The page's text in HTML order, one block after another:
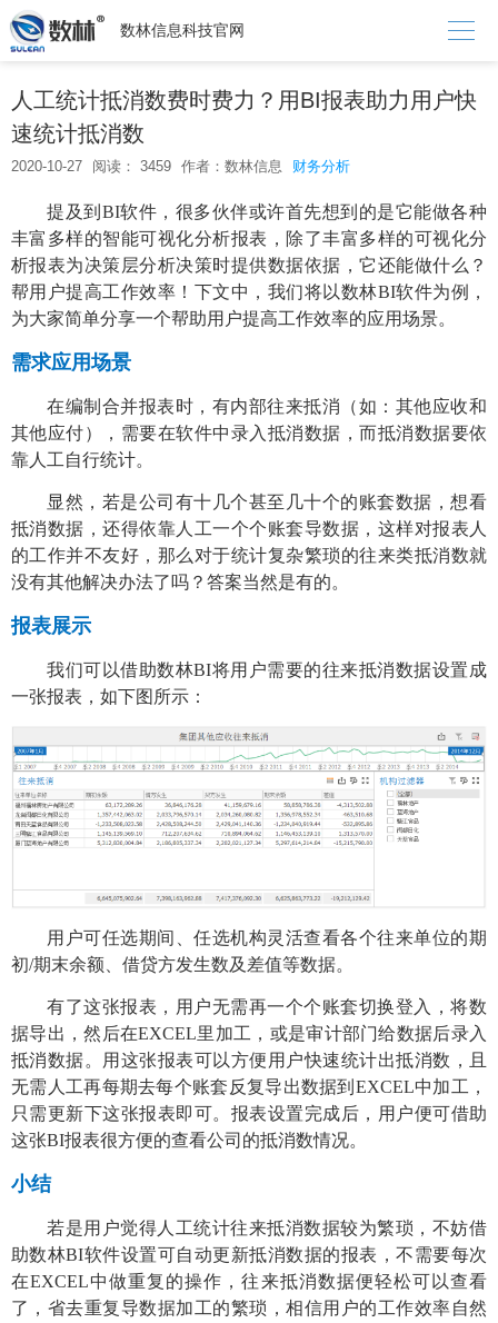
数林信息科技官网 
人工统计抵消数费时费力？用BI报表助力用户快
速统计抵消数
2020-10-27 阅读： 3459 作者：数林信息 财务分析
提及到 BI软件，很多伙伴或许首先想到的是它能做各种
丰富多样的智能可视化分析报表，除了丰富多样的可视化分
析报表为决策层分析决策时提供数据依据，它还能做什么？
帮用户提高工作效率！下文中，我们将以数林BI软件为例，
为大家简单分享一个帮助用户提高工作效率的应用场景。
需求应用场景
在编制合并报表时，有内部往来抵消（如：其他应收和
其他应付），需要在软件中录入抵消数据，而抵消数据要依
靠人工自行统计。
显然，若是公司有十几个甚至几十个的账套数据，想看
抵消数据，还得依靠人工一个个账套导数据，这样对报表人
的工作并不友好，那么对于统计复杂繁琐的往来类抵消数就
没有其他解决办法了吗？答案当然是有的。
报表展示
我们可以借助数林BI将用户需要的往来抵消数据设置成
一张报表，如下图所示：
用户可任选期间、任选机构灵活查看各个往来单位的期
初/期末余额、借贷方发生数及差值等数据。
有了这张报表，用户无需再一个个账套切换登入，将数
据导出，然后在EXCEL里加工，或是审计部门给数据后录入
抵消数据。用这张报表可以方便用户快速统计出抵消数，且
无需人工再每期去每个账套反复导出数据到EXCEL中加工，
只需更新下这张报表即可。报表设置完成后，用户便可借助
这张BI报表很方便的查看公司的抵消数情况。
小结
若是用户觉得人工统计往来抵消数据较为繁琐，不妨借
助数林BI软件设置可自动更新抵消数据的报表，不需要每次
在EXCEL中做重复的操作，往来抵消数据便轻松可以查看
了，省去重复导数据加工的繁琐，相信用户的工作效率自然